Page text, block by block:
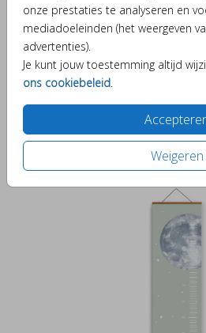
onze prestaties te analyseren en
mediadoeleinden (het weergeven
advertenties).
Je kunt jouw toestemming altijd
ons cookiebeleid
Weigeren